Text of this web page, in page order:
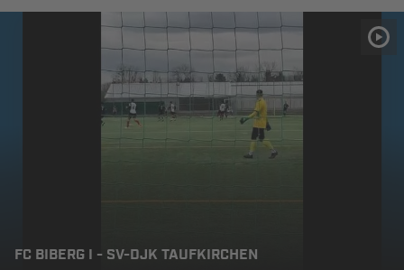
FC BIBERG I - SV-DJK TAUFKIRCHEN